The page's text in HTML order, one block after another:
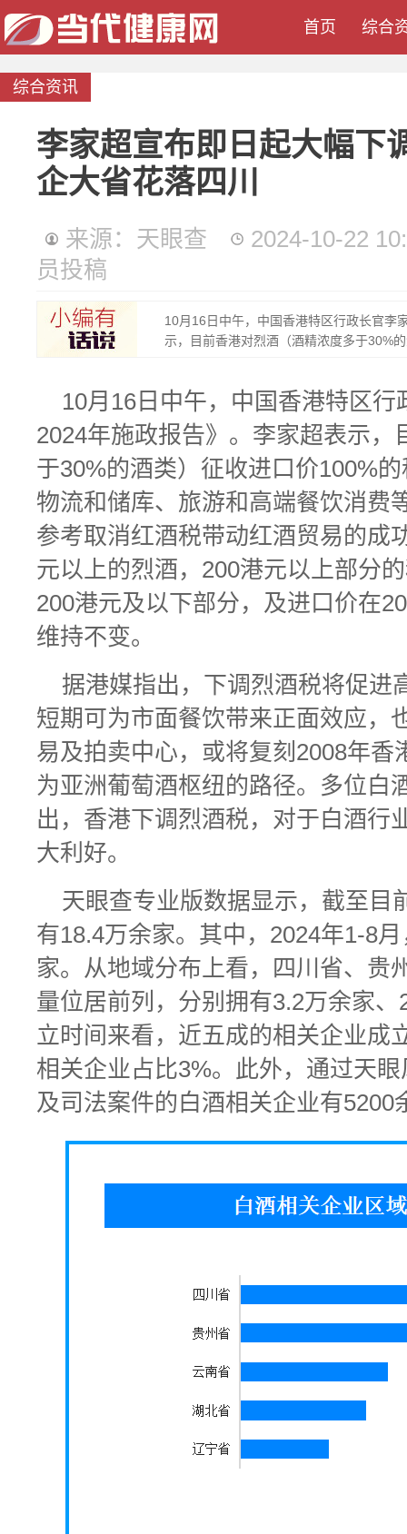
首页 综合
综合资讯
李家超宣布即日起大幅下
企大省花落四川
来源：天眼查
2024-10-22
员投稿
10月16日中午，中国香港特区行政长官李
示，目前香港对烈酒（酒精浓度多于30%
10月16日中午，中国香港特区
2024年施政报告》。李家超表示
于30%的酒类）征收进口价100%
物流和储库、旅游和高端餐饮消费
参考取消红酒税带动红酒贸易的成
元以上的烈酒，200港元以上部分
200港元及以下部分，及进口价在
维持不变。
据港媒指出，下调烈酒税将促进
短期可为市面餐饮带来正面效应，
易及拍卖中心，或将复刻2008年
为亚洲葡萄酒枢纽的路径。多位白
出，香港下调烈酒税，对于白酒行
大利好。
天眼查专业版数据显示，截至目
有18.4万余家。其中，2024年1-8
家。从地域分布上看，四川省、贵
量位居前列，分别拥有3.2万余家
立时间来看，近五成的相关企业成
相关企业占比3%。此外，通过天
及司法案件的白酒相关企业有5200